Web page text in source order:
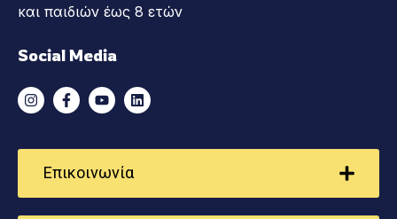
και παιδιών έως 8 ετών
Social Media
Επικοινωνία